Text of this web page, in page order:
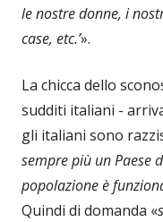
le nostre donne, i
case, etc.’».
La chicca dello
sudditi italiani -
gli italiani sono
sempre più un Paese
popolazione è
Quindi di domanda «